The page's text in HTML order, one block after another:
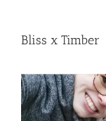
Bliss x Timber